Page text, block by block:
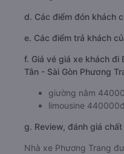
d. Các điểm đón khách
e. Các điểm trả khách
f. Giá vé giá xe khách đi
Tân - Sài Gòn Phương
giường nằm
limousine
g. Review, đánh giá
Nhà xe Phương Trang